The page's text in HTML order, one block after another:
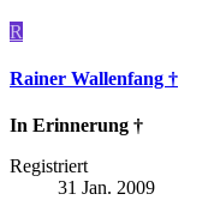
R
Rainer Wallenfang †
In Erinnerung †
Registriert
31 Jan. 2009